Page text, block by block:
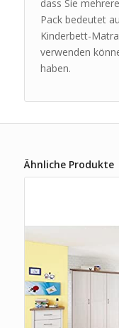
dass Sie
Pack bedeutet
Kinderbett-
verwenden
haben.
Ähnliche Produkte